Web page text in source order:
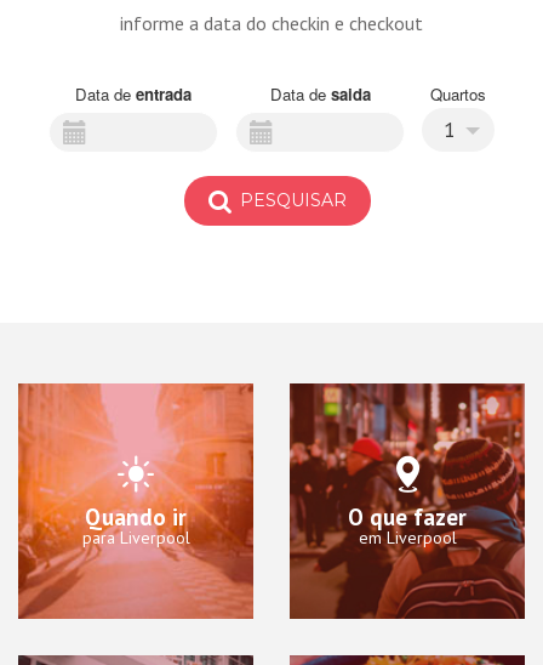
informe a data do checkin e checkout
Data de entrada Data de saida Quartos
1
PESQUISAR
Quando ir
para Liverpool
O que fazer
em Liverpool